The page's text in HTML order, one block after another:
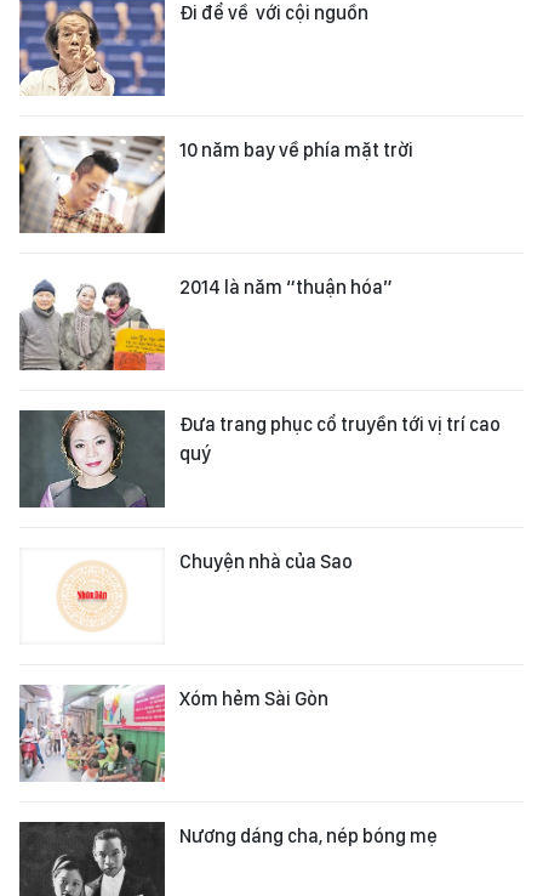
Ði để về với cội nguồn
10 năm bay về phía mặt trời
2014 là năm “thuận hóa”
Đưa trang phục cổ truyền tới vị trí cao
quý
Chuyện nhà của Sao
Xóm hẻm Sài Gòn
Nương dáng cha, nép bóng mẹ